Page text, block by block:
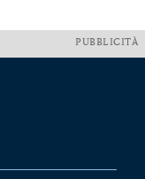
PUBBLICITÀ